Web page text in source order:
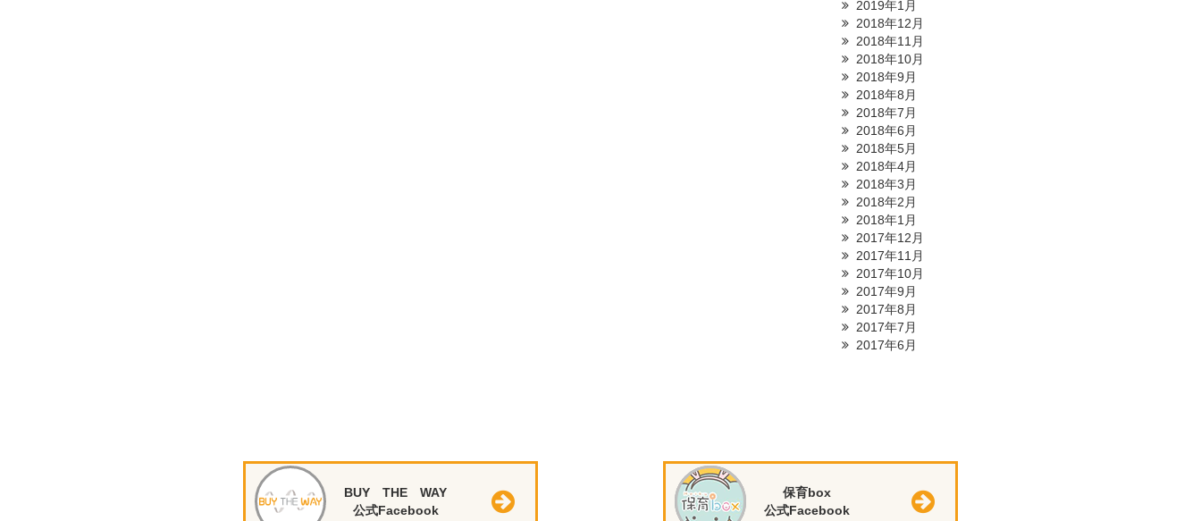
2019年1月
2018年12月
2018年11月
2018年10月
2018年9月
2018年8月
2018年7月
2018年6月
2018年5月
2018年4月
2018年3月
2018年2月
2018年1月
2017年12月
2017年11月
2017年10月
2017年9月
2017年8月
2017年7月
2017年6月
BUY THE WAY
公式Facebook
保育box
公式Facebook